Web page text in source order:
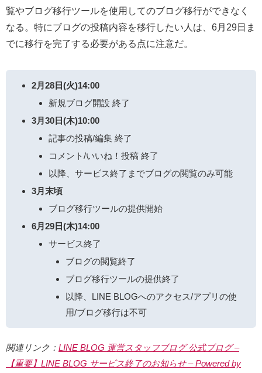
覧やブログ移行ツールを使用してのブログ移行ができなく
なる。特にブログの投稿内容を移行したい人は、6月29日ま
でに移行を完了する必要がある点に注意だ。
2月28日(火)14:00
新規ブログ開設 終了
3月30日(木)10:00
記事の投稿/編集 終了
コメント/いいね！投稿 終了
以降、サービス終了までブログの閲覧のみ可能
3月末頃
ブログ移行ツールの提供開始
6月29日(木)14:00
サービス終了
ブログの閲覧終了
ブログ移行ツールの提供終了
以降、LINE BLOGへのアクセス/アプリの使
用/ブログ移行は不可
関連リンク： LINE BLOG 運営スタッフブログ 公式ブログ –
【重要】LINE BLOG サービス終了のお知らせ – Powered by